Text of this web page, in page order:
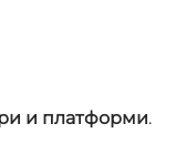
и платформи.